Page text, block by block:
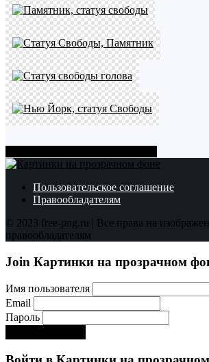
Пользовательское соглашение
Правообладателям
© 2023 free-png.ru | Все права на
правообладателям
Join Картинки на прозрачном
Имя пользователя
Email
Пароль